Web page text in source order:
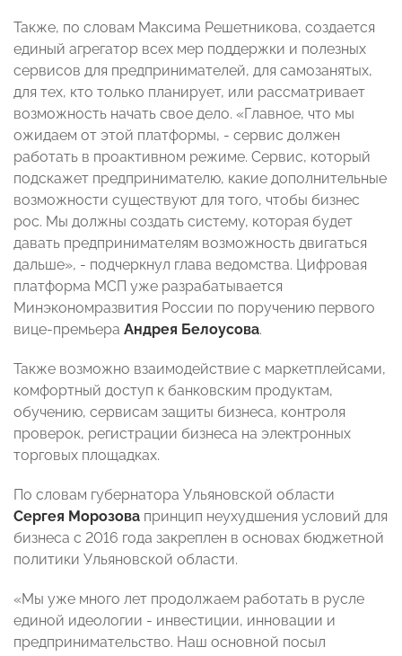
Также, по словам Максима Решетникова, создается
единый агрегатор всех мер поддержки и полезных
сервисов для предпринимателей, для самозанятых,
для тех, кто только планирует, или рассматривает
возможность начать свое дело. «Главное, что мы
ожидаем от этой платформы, - сервис должен
работать в проактивном режиме. Сервис, который
подскажет предпринимателю, какие дополнительные
возможности существуют для того, чтобы бизнес
рос. Мы должны создать систему, которая будет
давать предпринимателям возможность двигаться
дальше», - подчеркнул глава ведомства. Цифровая
платформа МСП уже разрабатывается
Минэкономразвития России по поручению первого
вице-премьера Андрея Белоусова.
Также возможно взаимодействие с маркетплейсами,
комфортный доступ к банковским продуктам,
обучению, сервисам защиты бизнеса, контроля
проверок, регистрации бизнеса на электронных
торговых площадках.
По словам губернатора Ульяновской области
Сергея Морозова принцип неухудшения условий для
бизнеса с 2016 года закреплен в основах бюджетной
политики Ульяновской области.
«Мы уже много лет продолжаем работать в русле
единой идеологии - инвестиции, инновации и
предпринимательство. Наш основной посыл